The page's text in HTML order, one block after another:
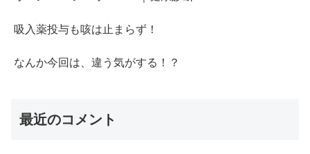
吸入薬投与も咳は止まらず！
なんか今回は、違う気がする！？
最近のコメント